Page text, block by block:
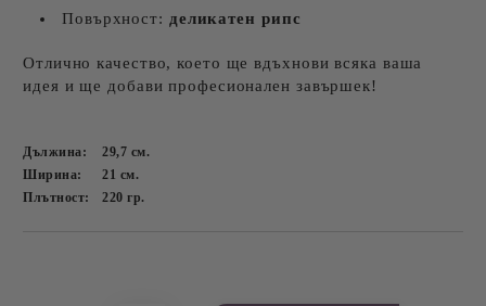
Повърхност: деликатен рипс
Отлично качество, което ще вдъхнови всяка ваша
идея и ще добави професионален завършек!
Дължина: 29,7 см.
Ширина:
21 см.
Плътност:
220гр.